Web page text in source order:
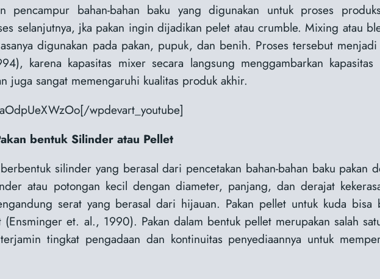
pencampur bahan-bahan baku yang digunakan untuk proses
selanjutnya, jka pakan ingin dijadikan pelet atau crumble. Mixing atau
digunakan pada pakan, pupuk, dan benih. Proses tersebut
karena kapasitas mixer secara langsung menggambarkan
juga sangat memengaruhi kualitas produk akhir.
wpdevart_youtube]
bentuk Silinder atau Pellet
silinder yang berasal dari pencetakan bahan-bahan baku pakan
atau potongan kecil dengan diameter, panjang, dan derajat
serat yang berasal dari hijauan. Pakan pellet untuk kuda
et. al., 1990). Pakan dalam bentuk pellet merupakan salah
tingkat pengadaan dan kontinuitas penyediaannya untuk